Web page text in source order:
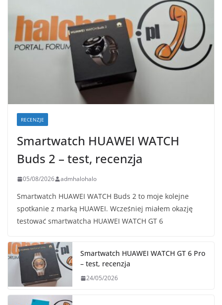
RECENZJE
Smartwatch HUAWEI WATCH
Buds 2 – test, recenzja
05/08/2026 admhalohalo
Smartwatch HUAWEI WATCH Buds 2 to moje kolejne
spotkanie z marką HUAWEI. Wcześniej miałem okazję
testować smartwatcha HUAWEI WATCH GT 6
Smartwatch HUAWEI WATCH GT 6 Pro
– test, recenzja
24/05/2026